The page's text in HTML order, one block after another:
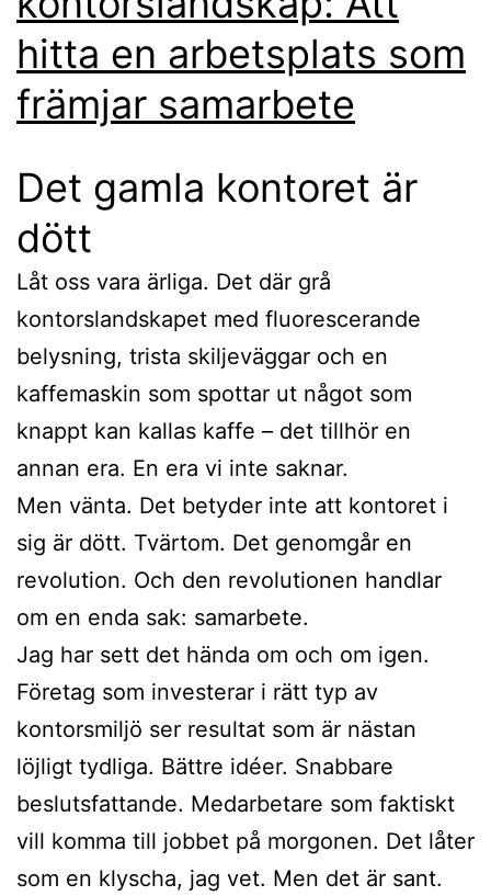
hitta en arbetsplats som
främjar samarbete
Det gamla kontoret är
dött
Låt oss vara ärliga. Det där grå
kontorslandskapet med fluorescerande
belysning, trista skiljeväggar och en
kaffemaskin som spottar ut något som
knappt kan kallas kaffe – det tillhör en
annan era. En era vi inte saknar.
Men vänta. Det betyder inte att kontoret i
sig är dött. Tvärtom. Det genomgår en
revolution. Och den revolutionen handlar
om en enda sak: samarbete.
Jag har sett det hända om och om igen.
Företag som investerar i rätt typ av
kontorsmiljö ser resultat som är nästan
löjligt tydliga. Bättre idéer. Snabbare
beslutsfattande. Medarbetare som faktiskt
vill komma till jobbet på morgonen. Det låter
som en klyscha, jag vet. Men det är sant.